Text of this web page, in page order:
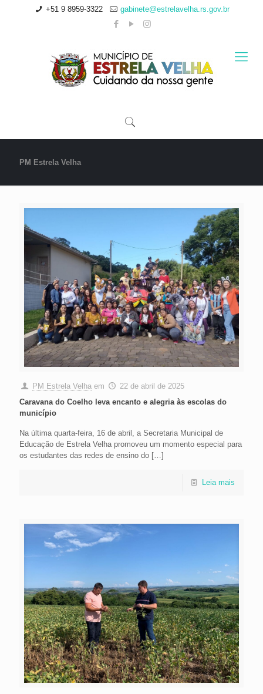
+51 9 8959-3322 gabinete@estrelavelha.rs.gov.br
PM Estrela Velha
PM Estrela Velha em
22 de abril de 2025
Caravana do Coelho leva encanto e alegria às escolas do
município
Na última quarta-feira, 16 de abril, a Secretaria Municipal de
Educação de Estrela Velha promoveu um momento especial para
os estudantes das redes de ensino do […]
Leia mais